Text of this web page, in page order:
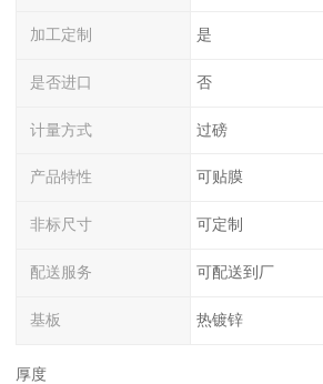
加工定制 是
是否进口 否
计量方式 过磅
产品特性 可贴膜
非标尺寸 可定制
配送服务 可配送到厂
基板 热镀锌
厚度